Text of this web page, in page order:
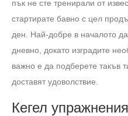
пък не сте тренирали от
стартирате бавно с цел
ден. Най-добре в началото
дневно, докато изградите
важно е да подберете такъв
доставят удоволствие.
Кегел упражнения